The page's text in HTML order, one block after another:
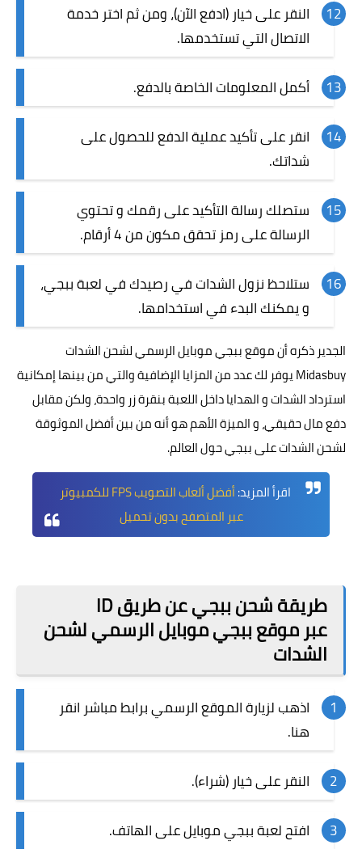
النقر على خيار (ادفع الآن)، ومن ثم اختر خدمة
الاتصال التي تستخدمها.
أكمل المعلومات الخاصة بالدفع.
انقر على تأكيد عملية الدفع للحصول على
شداتك.
ستصلك رسالة التأكيد على رقمك و تحتوي
الرسالة على رمز تحقق مكون من 4 أرقام.
ستلاحظ نزول الشدات في رصيدك في لعبة ببجي،
و يمكنك البدء في استخدامها.
الجدير ذكره أن موقع ببجي موبايل الرسمي لشحن الشدات
Midasbuy يوفر لك عدد من المزايا الإضافية والتي من بينها إمكانية
استرداد الشدات و الهدايا داخل اللعبة بنقرة زر واحدة، ولكن مقابل
دفع مال حقيقي، و الميزة الأهم هو أنه من بين أفضل الموثوقة
لشحن الشدات على ببجي حول العالم.
اقرأ المزيد:
أفضل ألعاب التصويب FPS للكمبيوتر
عبر المتصفح بدون تحميل
طريقة شحن ببجي عن طريق ID
عبر موقع ببجي موبايل الرسمي لشحن
الشدات
اذهب لزيارة الموقع الرسمي برابط مباشر انقر
هنا.
النقر على خيار (شراء).
افتح لعبة ببجي موبايل على الهاتف.